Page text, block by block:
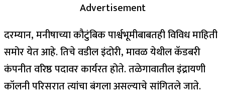
Advertisement
दरम्यान, मनीषाच्या कौटुंबिक पार्श्वभूमीबाबतही विविध माहिती
समोर येत आहे. तिचे वडील इंदोरी, मावळ येथील कॅडबरी
कंपनीत वरिष्ठ पदावर कार्यरत होते. तळेगावातील इंद्रायणी
कॉलनी परिसरात त्यांचा बंगला असल्याचे सांगितले जाते.